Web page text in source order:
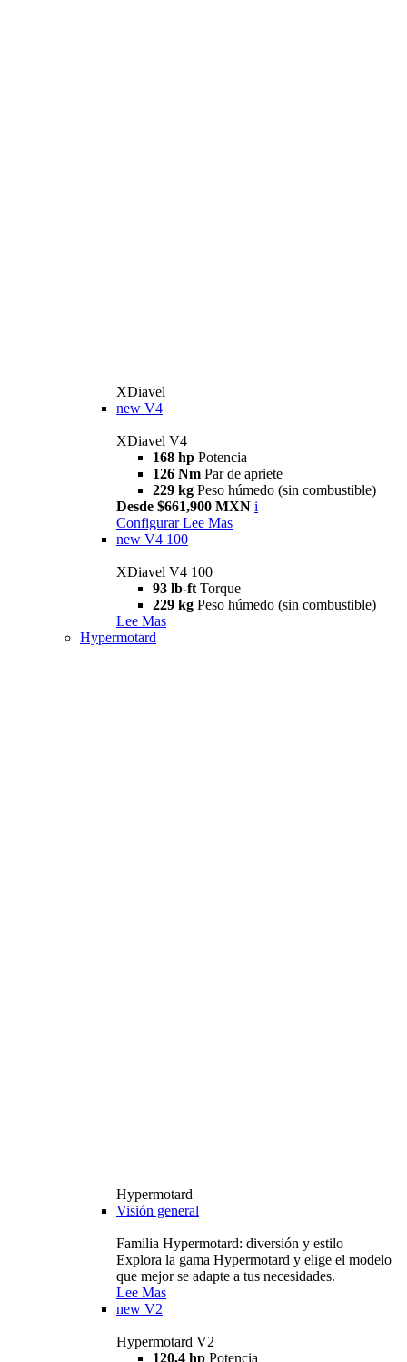
XDiavel
new V4
XDiavel V4
168 hp Potencia
126 Nm Par de apriete
229 kg Peso húmedo (sin combustible)
Desde $661,900 MXN i
Configurar Lee Mas
new V4 100
XDiavel V4 100
93 lb-ft Torque
229 kg Peso húmedo (sin combustible)
Lee Mas
Hypermotard
Hypermotard
Visión general
Familia Hypermotard: diversión y estilo
Explora la gama Hypermotard y elige el modelo
que mejor se adapte a tus necesidades.
Lee Mas
new V2
Hypermotard V2
120,4 hp Potencia